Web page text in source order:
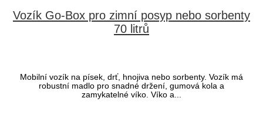
Vozík Go-Box pro zimní posyp nebo sorbenty
70 litrů
Mobilní vozík na písek, drť, hnojiva nebo sorbenty. Vozík má
robustní madlo pro snadné držení, gumová kola a
zamykatelné víko. Víko a...